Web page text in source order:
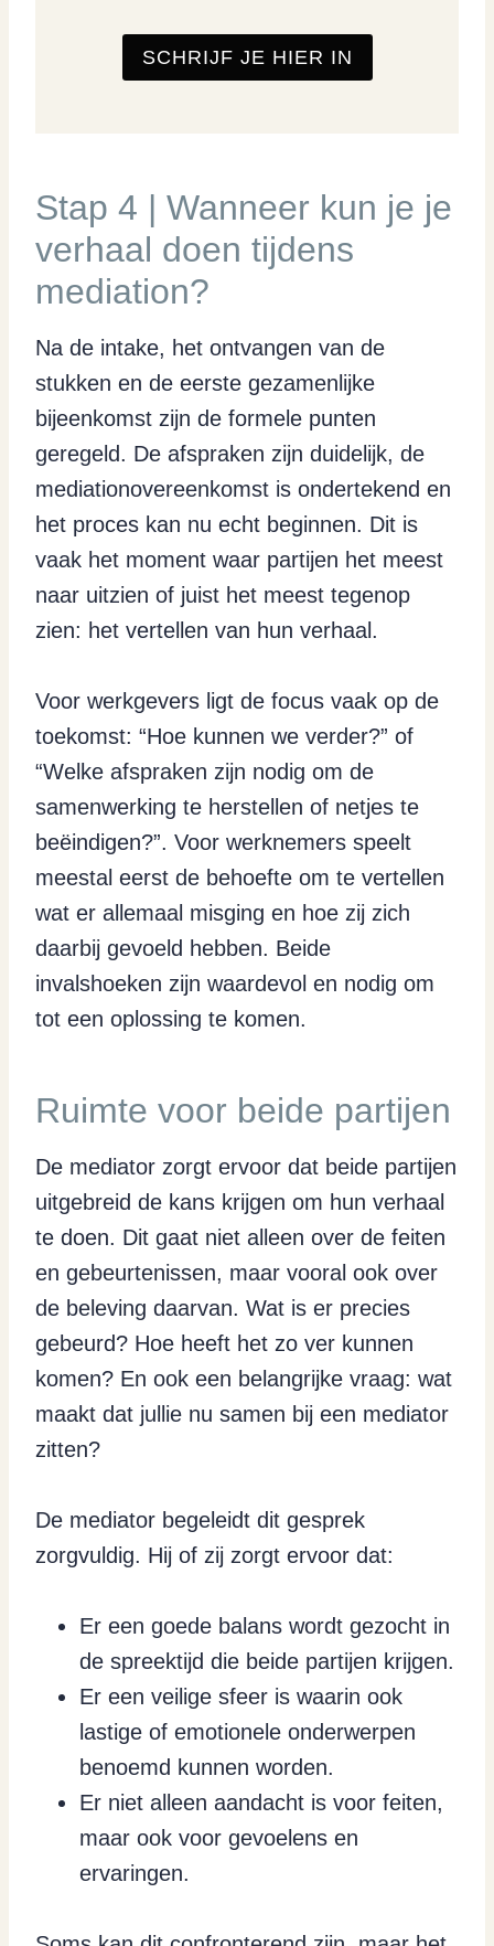
SCHRIJF JE HIER IN
Stap 4 | Wanneer kun je je
verhaal doen tijdens
mediation?
Na de intake, het ontvangen van de
stukken en de eerste gezamenlijke
bijeenkomst zijn de formele punten
geregeld. De afspraken zijn duidelijk, de
mediationovereenkomst is ondertekend en
het proces kan nu echt beginnen. Dit is
vaak het moment waar partijen het meest
naar uitzien of juist het meest tegenop
zien: het vertellen van hun verhaal.
Voor werkgevers ligt de focus vaak op de
toekomst: “Hoe kunnen we verder?” of
“Welke afspraken zijn nodig om de
samenwerking te herstellen of netjes te
beëindigen?”. Voor werknemers speelt
meestal eerst de behoefte om te vertellen
wat er allemaal misging en hoe zij zich
daarbij gevoeld hebben. Beide
invalshoeken zijn waardevol en nodig om
tot een oplossing te komen.
Ruimte voor beide partijen
De mediator zorgt ervoor dat beide partijen
uitgebreid de kans krijgen om hun verhaal
te doen. Dit gaat niet alleen over de feiten
en gebeurtenissen, maar vooral ook over
de beleving daarvan. Wat is er precies
gebeurd? Hoe heeft het zo ver kunnen
komen? En ook een belangrijke vraag: wat
maakt dat jullie nu samen bij een mediator
zitten?
De mediator begeleidt dit gesprek
zorgvuldig. Hij of zij zorgt ervoor dat:
Er een goede balans wordt gezocht in
de spreektijd die beide partijen krijgen.
Er een veilige sfeer is waarin ook
lastige of emotionele onderwerpen
benoemd kunnen worden.
Er niet alleen aandacht is voor feiten,
maar ook voor gevoelens en
ervaringen.